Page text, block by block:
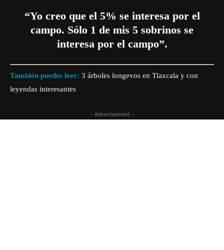
“Yo creo que el 5% se interesa por el
campo. Sólo 1 de mis 5 sobrinos se
interesa por el campo”.
También puedes leer: 3 árboles longevos en Tlaxcala y con
leyendas interesantes
- Advertisement -